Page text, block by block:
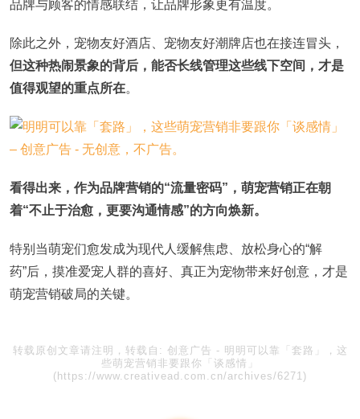
品牌与顾客的情感联结，让品牌形象更有温度。
除此之外，宠物友好酒店、宠物友好潮牌店也在接连冒头，
但这种热闹景象的背后，能否长线管理这些线下空间，才是
值得观望的重点所在。
看得出来，作为品牌营销的“流量密码”，萌宠营销正在朝
着“不止于治愈，更要沟通情感”的方向焕新。
特别当萌宠们愈发成为现代人缓解焦虑、放松身心的“解
药”后，摸准爱宠人群的喜好、真正为宠物带来好创意，才是
萌宠营销破局的关键。
转载原创文章请注明，转载自: 创意广告 - 明明可以靠「套路」，这
些萌宠营销非要跟你「谈感情」
(https://www.creativead.com.cn/archives/6271)